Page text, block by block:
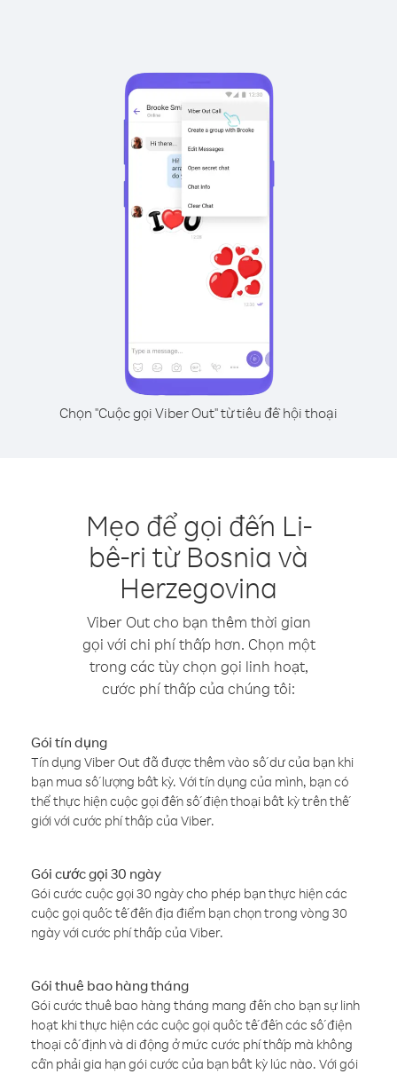
Chọn "Cuộc gọi Viber Out" từ tiêu đề hội thoại
Mẹo để gọi đến Li-
bê-ri từ Bosnia và
Herzegovina
Viber Out cho bạn thêm thời gian
gọi với chi phí thấp hơn. Chọn một
trong các tùy chọn gọi linh hoạt,
cước phí thấp của chúng tôi:
Gói tín dụng
Tín dụng Viber Out đã được thêm vào số dư của bạn khi
bạn mua số lượng bất kỳ. Với tín dụng của mình, bạn có
thể thực hiện cuộc gọi đến số điện thoại bất kỳ trên thế
giới với cước phí thấp của Viber.
Gói cước gọi 30 ngày
Gói cước cuộc gọi 30 ngày cho phép bạn thực hiện các
cuộc gọi quốc tế đến địa điểm bạn chọn trong vòng 30
ngày với cước phí thấp của Viber.
Gói thuê bao hàng tháng
Gói cước thuê bao hàng tháng mang đến cho bạn sự linh
hoạt khi thực hiện các cuộc gọi quốc tế đến các số điện
thoại cố định và di động ở mức cước phí thấp mà không
cần phải gia hạn gói cước của bạn bất kỳ lúc nào. Với gói